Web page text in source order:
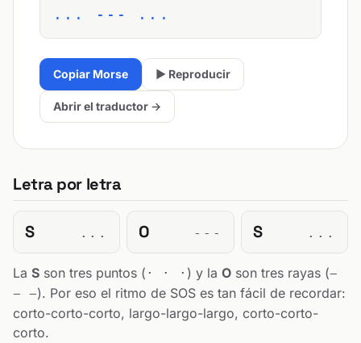
... --- ...
Copiar Morse ▶ Reproducir
Abrir el traductor →
Letra por letra
S ... O --- S ...
La S son tres puntos ( · · · ) y la Oson tres rayas (−
− −). Por eso el ritmo de SOS es tan fácil de recordar:
corto-corto-corto, largo-largo-largo, corto-corto-
corto.